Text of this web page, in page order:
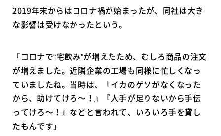
2019年末からはコロナ禍が始まったが、同社は大き
な影響は受けなかったという。
「コロナで“宅飲み”が増えたため、むしろ商品の注文
が増えました。近隣企業の工場も同様に忙しくなっ
ていましたね。当時は、『イカのゲソがなくなった
から、助けてけろ〜！』『人手が足りないから手伝
ってけろ〜！』などと言われて、いろいろ手を貸し
たもんです」